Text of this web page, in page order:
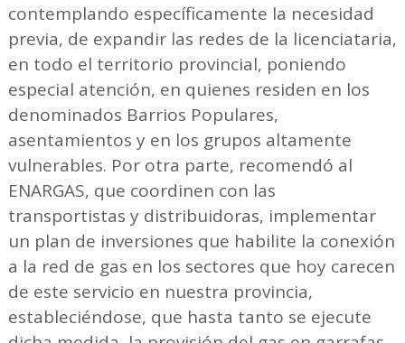
contemplando específicamente la necesidad
previa, de expandir las redes de la licenciataria,
en todo el territorio provincial, poniendo
especial atención, en quienes residen en los
denominados Barrios Populares,
asentamientos y en los grupos altamente
vulnerables. Por otra parte, recomendó al
ENARGAS, que coordinen con las
transportistas y distribuidoras, implementar
un plan de inversiones que habilite la conexión
a la red de gas en los sectores que hoy carecen
de este servicio en nuestra provincia,
estableciéndose, que hasta tanto se ejecute